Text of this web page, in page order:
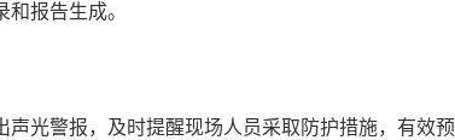
报告生成。
光警报，及时提醒现场人员采取防护措施，有效预